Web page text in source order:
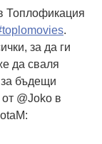
Топлофикация
.
за да ги
да сваля
бъдещи
@Joko в